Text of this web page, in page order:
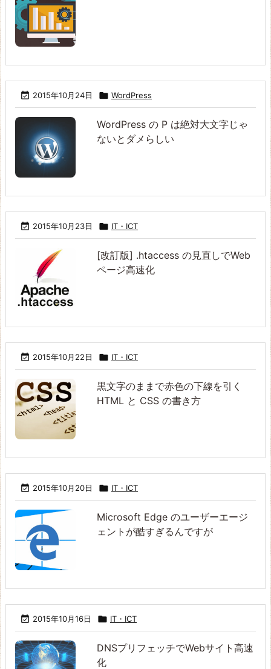
 2015年10月24日  WordPress
WordPress の P は絶対大文字じゃ
ないとダメらしい
 2015年10月23日  IT・ICT
[改訂版] .htaccess の見直しでWeb
ページ高速化
 2015年10月22日  IT・ICT
黒文字のままで赤色の下線を引く
HTML と CSS の書き方
 2015年10月20日  IT・ICT
Microsoft Edge のユーザーエージ
ェントが酷すぎるんですが
 2015年10月16日  IT・ICT
DNSプリフェッチでWebサイト高速
化